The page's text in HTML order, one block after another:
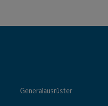
Generalausrüster